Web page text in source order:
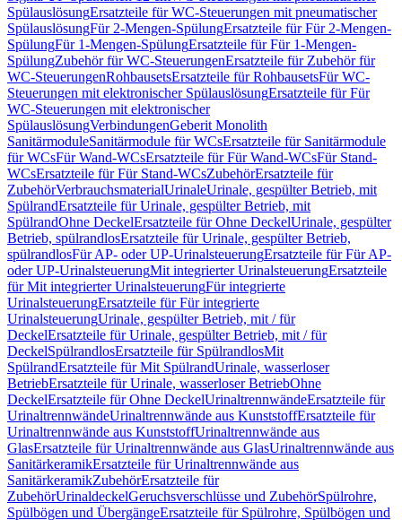
SpülauslösungErsatzteile für WC-Steuerungen mit pneumatischer
SpülauslösungFür 2-Mengen-SpülungErsatzteile für Für 2-Mengen-
SpülungFür 1-Mengen-SpülungErsatzteile für Für 1-Mengen-
SpülungZubehör für WC-SteuerungenErsatzteile für Zubehör für
WC-SteuerungenRohbausetsErsatzteile für RohbausetsFür WC-
Steuerungen mit elektronischer SpülauslösungErsatzteile für Für
WC-Steuerungen mit elektronischer
SpülauslösungVerbindungenGeberit Monolith
SanitärmoduleSanitärmodule für WCsErsatzteile für Sanitärmodule
für WCsFür Wand-WCsErsatzteile für Für Wand-WCsFür Stand-
WCsErsatzteile für Für Stand-WCsZubehörErsatzteile für
ZubehörVerbrauchsmaterialUrinaleUrinale, gespülter Betrieb, mit
SpülrandErsatzteile für Urinale, gespülter Betrieb, mit
SpülrandOhne DeckelErsatzteile für Ohne DeckelUrinale, gespülter
Betrieb, spülrandlosErsatzteile für Urinale, gespülter Betrieb,
spülrandlosFür AP- oder UP-UrinalsteuerungErsatzteile für Für AP-
oder UP-UrinalsteuerungMit integrierter UrinalsteuerungErsatzteile
für Mit integrierter UrinalsteuerungFür integrierte
UrinalsteuerungErsatzteile für Für integrierte
UrinalsteuerungUrinale, gespülter Betrieb, mit / für
DeckelErsatzteile für Urinale, gespülter Betrieb, mit / für
DeckelSpülrandlosErsatzteile für SpülrandlosMit
SpülrandErsatzteile für Mit SpülrandUrinale, wasserloser
BetriebErsatzteile für Urinale, wasserloser BetriebOhne
DeckelErsatzteile für Ohne DeckelUrinaltrennwändeErsatzteile für
UrinaltrennwändeUrinaltrennwände aus KunststoffErsatzteile für
Urinaltrennwände aus KunststoffUrinaltrennwände aus
GlasErsatzteile für Urinaltrennwände aus GlasUrinaltrennwände aus
SanitärkeramikErsatzteile für Urinaltrennwände aus
SanitärkeramikZubehörErsatzteile für
ZubehörUrinaldeckelGeruchsverschlüsse und ZubehörSpülrohre,
Spülbögen und ÜbergängeErsatzteile für Spülrohre, Spülbögen und